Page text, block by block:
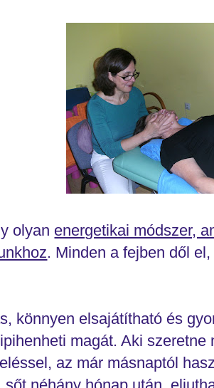
olyan energetikai módszer,
. Minden a fejben dől
könnyen elsajátítható és
magát. Aki
az már másnaptól